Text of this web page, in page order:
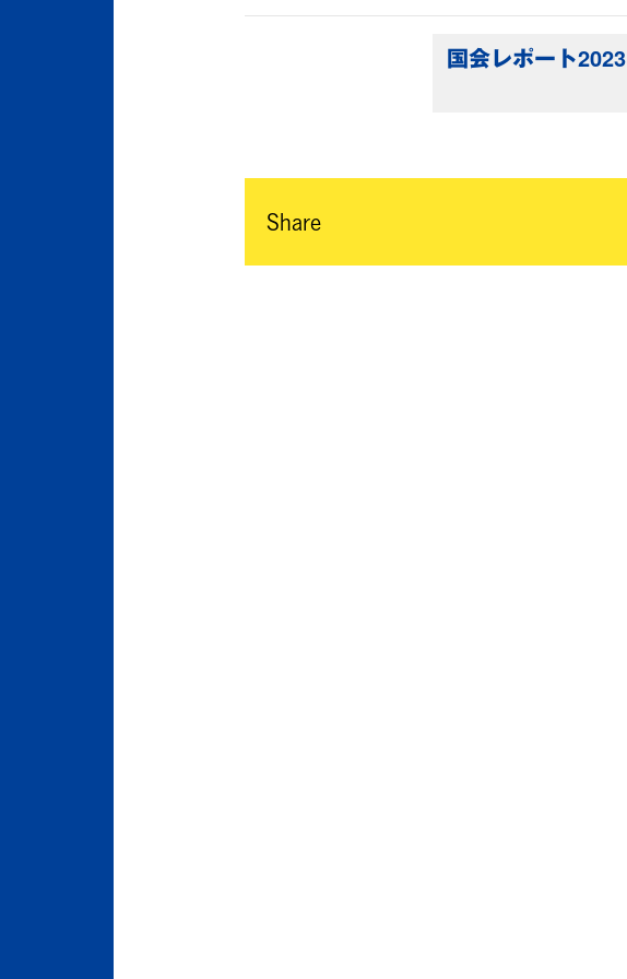
国会レポート2023
Share